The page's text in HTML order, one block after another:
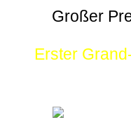
Großer
Erster